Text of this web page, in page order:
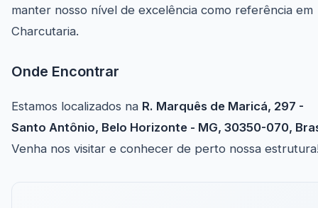
manter nosso nível de excelência como referência em
Charcutaria.
Onde Encontrar
Estamos localizados na R. Marquês de Maricá, 297 -
Santo Antônio, Belo Horizonte - MG, 30350-070,
Venha nos visitar e conhecer de perto nossa